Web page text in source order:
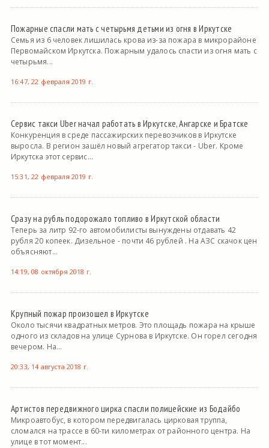
Пожарные спасли мать с четырьмя детьми из огня в Иркутске
Семья из 6 человек лишилась крова из-за пожара в микрорайоне
Первомайском Иркутска. Пожарным удалось спасти из огня мать с
четырьмя...
16:47, 22 февраля 2019 г.
Сервис такси Uber начал работать в Иркутске, Ангарске и Братске
Конкуренция в среде пассажирских перевозчиков в Иркутске
выросла. В регион зашёл новый агрегатор такси - Uber. Кроме
Иркутска этот сервис...
15:31, 22 февраля 2019 г.
Сразу на рубль подорожало топливо в Иркутской области
Теперь за литр 92-го автомобилисты вынуждены отдавать 42
рубля 20 копеек. Дизельное - почти 46 рублей . На АЗС скачок цен
объясняют...
14:19, 08 октября 2018 г.
Крупный пожар произошел в Иркутске
Около тысячи квадратных метров. Это площадь пожара на крыше
одного из складов на улице Сурнова в Иркутске. Он горел сегодня
вечером. На...
20:33, 14 августа 2018 г.
Артистов передвижного цирка спасли полицейские из Бодайбо
Микроавтобус, в котором передвигалась цирковая труппа,
сломался на трассе в 60-ти километрах от районного центра. На
улице в тот момент...